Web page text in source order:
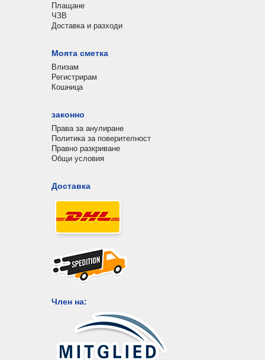
Плащане
ЧЗВ
Доставка и разходи
Моята сметка
Влизам
Регистрирам
Кошница
законно
Права за анулиране
Политика за поверителност
Правно разкриване
Общи условия
Доставка
Член на: